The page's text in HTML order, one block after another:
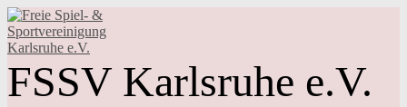
FSSV Karlsruhe e.V.